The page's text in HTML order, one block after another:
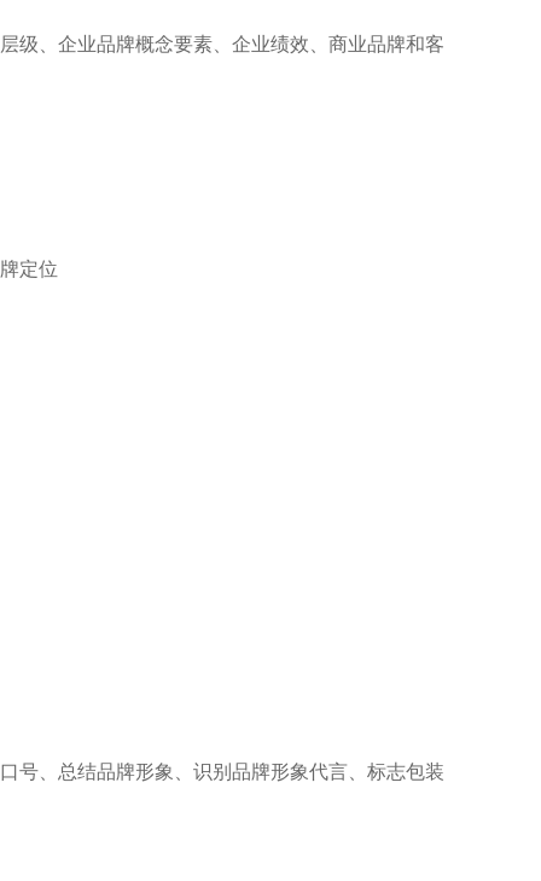
级、企业品牌概念要素、企业绩效、商业品牌和客
定位
号、总结品牌形象、识别品牌形象代言、标志包装